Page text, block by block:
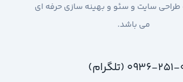
طراحی سایت و سئو و بهینه سازی حرفه ای
می باشد.
۰۱۶۴ (تلگرام)